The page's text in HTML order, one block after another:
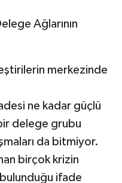
Ağlarının
merkezinde
ne kadar güçlü
delege grubu
da bitmiyor.
birçok krizin
ifade